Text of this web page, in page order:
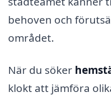
behoven och
området.
När du söker
klokt att jämföra